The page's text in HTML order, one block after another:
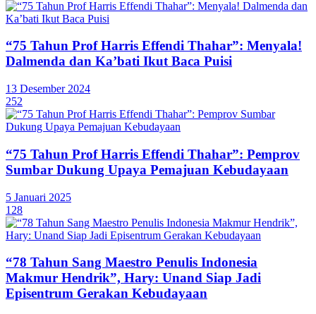
“75 Tahun Prof Harris Effendi Thahar”: Menyala!
Dalmenda dan Ka’bati Ikut Baca Puisi
13 Desember 2024
252
“75 Tahun Prof Harris Effendi Thahar”: Pemprov
Sumbar Dukung Upaya Pemajuan Kebudayaan
5 Januari 2025
128
“78 Tahun Sang Maestro Penulis Indonesia
Makmur Hendrik”, Hary: Unand Siap Jadi
Episentrum Gerakan Kebudayaan